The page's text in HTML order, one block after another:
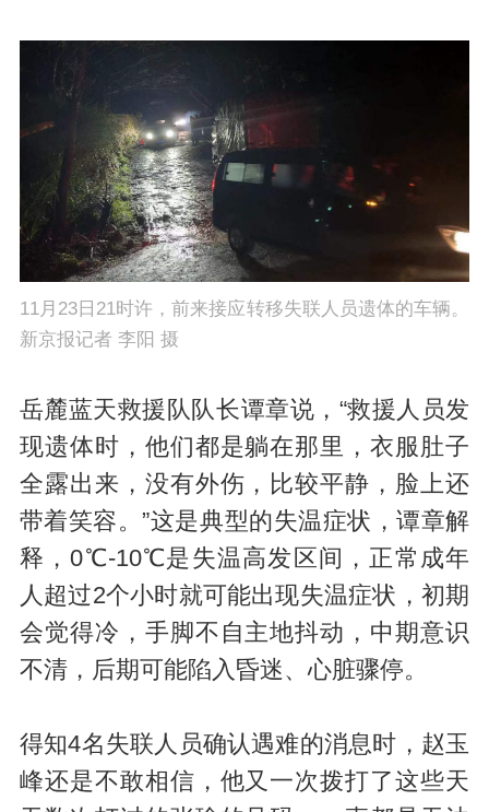
11月23日21时许，前来接应转移失联人员遗体的车辆。
新京报记者 李阳 摄
岳麓蓝天救援队队长谭章说，“救援人员发
现遗体时，他们都是躺在那里，衣服肚子
全露出来，没有外伤，比较平静，脸上还
带着笑容。”这是典型的失温症状，谭章解
释，0℃-10℃是失温高发区间，正常成年
人超过2个小时就可能出现失温症状，初期
会觉得冷，手脚不自主地抖动，中期意识
不清，后期可能陷入昏迷、心脏骤停。
得知4名失联人员确认遇难的消息时，赵玉
峰还是不敢相信，他又一次拨打了这些天